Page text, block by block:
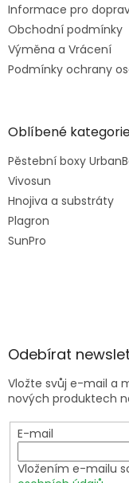
Informace pro
Obchodní podmínky
Výměna a Vrácení
Podmínky ochrany
Oblíbené
Pěstební boxy
Vivosun
Hnojiva a substráty
Plagron
SunPro
Odebírat
Vložte svůj e-mail a
nových produktech
E-mail
Vložením e-mailu